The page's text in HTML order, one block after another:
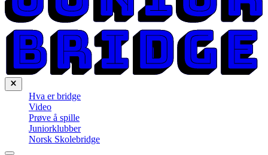
Hva er bridge
Video
Prøve å spille
Juniorklubber
Norsk Skolebridge